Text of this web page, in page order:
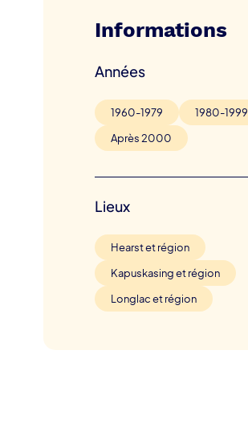
Informations
Années
1960-1979
1980-1999
Après 2000
Lieux
Hearst et région
Kapuskasing et région
Longlac et région